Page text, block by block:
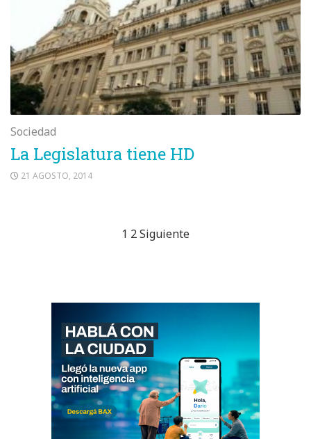
Sociedad
La Legislatura tiene HD
21 AGOSTO, 2014
1 2Siguiente